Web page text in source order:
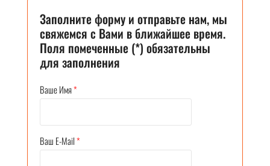
Заполните форму и отправьте нам, мы
свяжемся с Вами в ближайшее время.
Поля помеченные (*) обязательны
для заполнения
Ваше Имя*
Ваш E-Mail*